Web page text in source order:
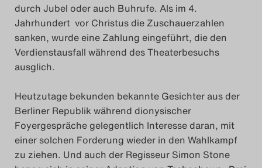
Das Theatertreffen-Blog
2025
Das Theatertreffen-Blog
Archiv
Impressum
Nutzungsbedingungen
durch Jubel oder auch Buhrufe. Als im 4.
Jahrhundert vor Christus die Zuschauerzahlen
sanken, wurde eine Zahlung eingeführt, die den
Verdienstausfall während des Theaterbesuchs
ausglich.
Heutzutage bekunden bekannte Gesichter aus der
Berliner Republik während dionysischer
Foyergespräche gelegentlich Interesse daran, mit
einer solchen Forderung wieder in den Wahlkampf
zu ziehen. Und auch der Regisseur Simon Stone